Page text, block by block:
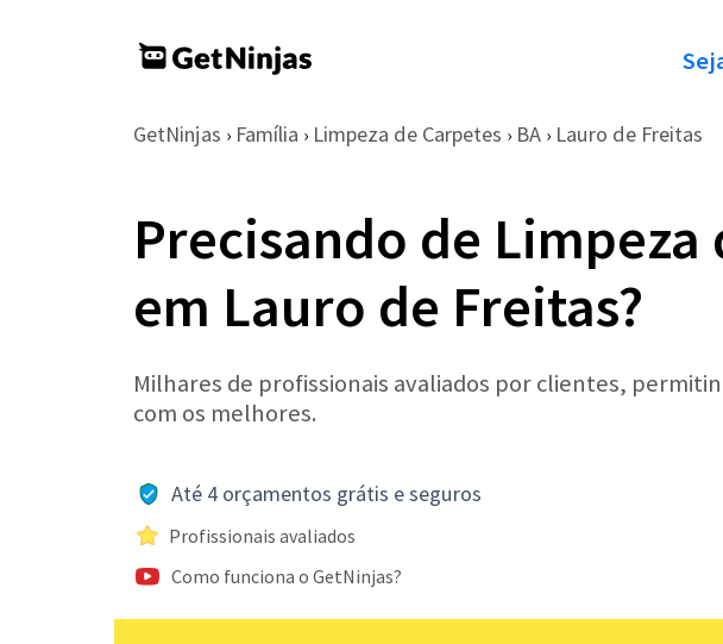
GetNinjas › Família › Limpeza de Carpetes › BA › Lauro de Freitas
Precisando de Limpeza
em Lauro de Freitas?
Milhares de profissionais avaliados por clientes,
com os melhores.
Até 4 orçamentos grátis e seguros
Profissionais avaliados
Como funciona o GetNinjas?